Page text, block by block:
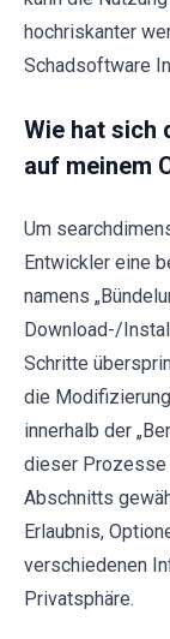
hochriskanter
Schadsoftware
Wie hat sich
auf meinem
Um
Entwickler eine
namens
Download-/
Schritte
die
innerhalb der
dieser Prozesse
Abschnitts
Erlaubnis,
verschiedenen
Privatsphäre.